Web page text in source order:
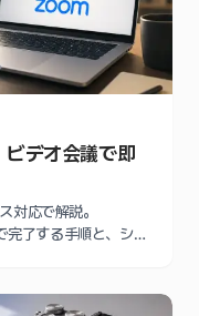
デオ会議で即
対応で解説。
了する手順と、シス